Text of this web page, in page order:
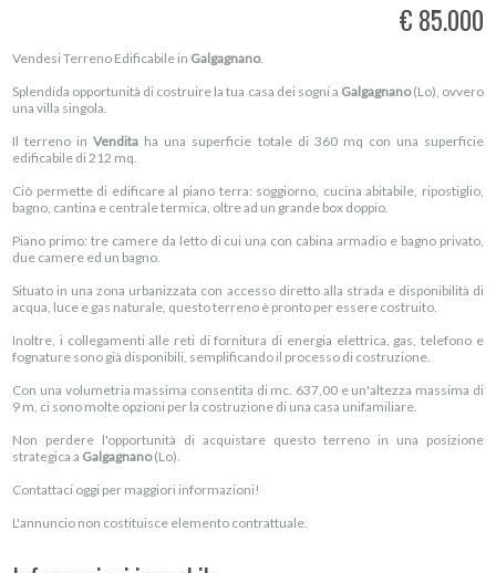
€ 85.000
Vendesi Terreno Edificabile in Galgagnano.
Splendida opportunità di costruire la tua casa dei sogni a Galgagnano(Lo), ovvero
una villa singola.
Il terreno inVendita ha una superficie totale di 360 mq con una superficie
edificabile di 212 mq.
Ciò permette di edificare al piano terra: soggiorno, cucina abitabile, ripostiglio,
bagno, cantina e centrale termica, oltre ad un grande box doppio.
Piano primo: tre camere da letto di cui una con cabina armadio e bagno privato,
due camere ed un bagno.
Situato in una zona urbanizzata con accesso diretto alla strada e disponibilità di
acqua, luce e gas naturale, questo terreno è pronto per essere costruito.
Inoltre, i collegamenti alle reti di fornitura di energia elettrica, gas, telefono e
fognature sono già disponibili, semplificando il processo di costruzione.
Con una volumetria massima consentita di mc. 637,00 e un'altezza massima di
9 m, ci sono molte opzioni per la costruzione di una casa unifamiliare.
Non perdere l'opportunità di acquistare questo terreno in una posizione
strategica a Galgagnano(Lo).
Contattaci oggi per maggiori informazioni!
L'annuncio non costituisce elemento contrattuale.